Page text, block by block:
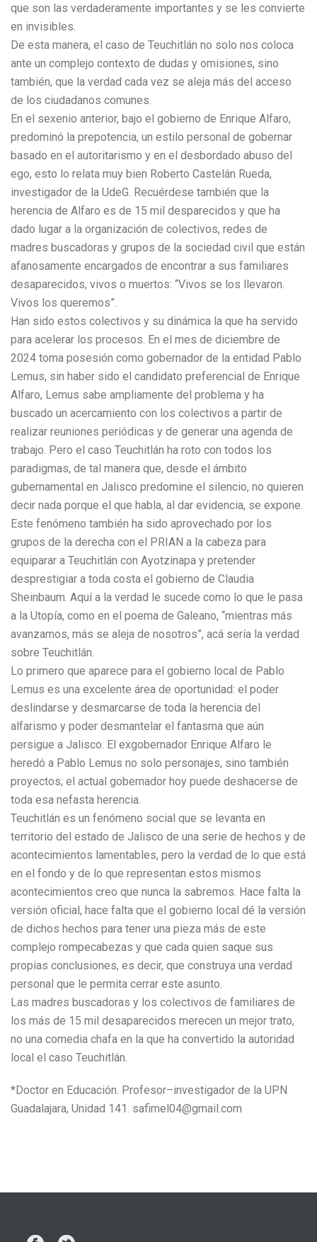
que son las verdaderamente importantes y se les convierte
en invisibles.
De esta manera, el caso de Teuchitlán no solo nos coloca
ante un complejo contexto de dudas y omisiones, sino
también, que la verdad cada vez se aleja más del acceso
de los ciudadanos comunes.
En el sexenio anterior, bajo el gobierno de Enrique Alfaro,
predominó la prepotencia, un estilo personal de gobernar
basado en el autoritarismo y en el desbordado abuso del
ego, esto lo relata muy bien Roberto Castelán Rueda,
investigador de la UdeG. Recuérdese también que la
herencia de Alfaro es de 15 mil desparecidos y que ha
dado lugar a la organización de colectivos, redes de
madres buscadoras y grupos de la sociedad civil que están
afanosamente encargados de encontrar a sus familiares
desaparecidos, vivos o muertos: “Vivos se los llevaron.
Vivos los queremos”.
Han sido estos colectivos y su dinámica la que ha servido
para acelerar los procesos. En el mes de diciembre de
2024 toma posesión como gobernador de la entidad Pablo
Lemus, sin haber sido el candidato preferencial de Enrique
Alfaro, Lemus sabe ampliamente del problema y ha
buscado un acercamiento con los colectivos a partir de
realizar reuniones periódicas y de generar una agenda de
trabajo. Pero el caso Teuchitlán ha roto con todos los
paradigmas, de tal manera que, desde el ámbito
gubernamental en Jalisco predomine el silencio, no quieren
decir nada porque el que habla, al dar evidencia, se expone.
Este fenómeno también ha sido aprovechado por los
grupos de la derecha con el PRIAN a la cabeza para
equiparar a Teuchitlán con Ayotzinapa y pretender
desprestigiar a toda costa el gobierno de Claudia
Sheinbaum. Aquí a la verdad le sucede como lo que le pasa
a la Utopía, como en el poema de Galeano, “mientras más
avanzamos, más se aleja de nosotros”, acá sería la verdad
sobre Teuchitlán.
Lo primero que aparece para el gobierno local de Pablo
Lemus es una excelente área de oportunidad: el poder
deslindarse y desmarcarse de toda la herencia del
alfarismo y poder desmantelar el fantasma que aún
persigue a Jalisco. El exgobernador Enrique Alfaro le
heredó a Pablo Lemus no solo personajes, sino también
proyectos; el actual gobernador hoy puede deshacerse de
toda esa nefasta herencia.
Teuchitlán es un fenómeno social que se levanta en
territorio del estado de Jalisco de una serie de hechos y de
acontecimientos lamentables, pero la verdad de lo que está
en el fondo y de lo que representan estos mismos
acontecimientos creo que nunca la sabremos. Hace falta la
versión oficial, hace falta que el gobierno local dé la versión
de dichos hechos para tener una pieza más de este
complejo rompecabezas y que cada quien saque sus
propias conclusiones, es decir, que construya una verdad
personal que le permita cerrar este asunto.
Las madres buscadoras y los colectivos de familiares de
los más de 15 mil desaparecidos merecen un mejor trato,
no una comedia chafa en la que ha convertido la autoridad
local el caso Teuchitlán.
*Doctor en Educación. Profesor–investigador de la UPN
Guadalajara, Unidad 141. safimel04@gmail.com